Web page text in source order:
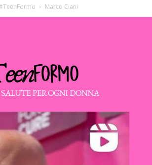
Marco Ciani